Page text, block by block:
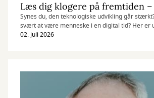
Synes du, den teknologiske udvikling går
svært at være menneske i en digital tid? Her er
der giver stof til eftertanke, nuanceret viden og
02. juli 2026